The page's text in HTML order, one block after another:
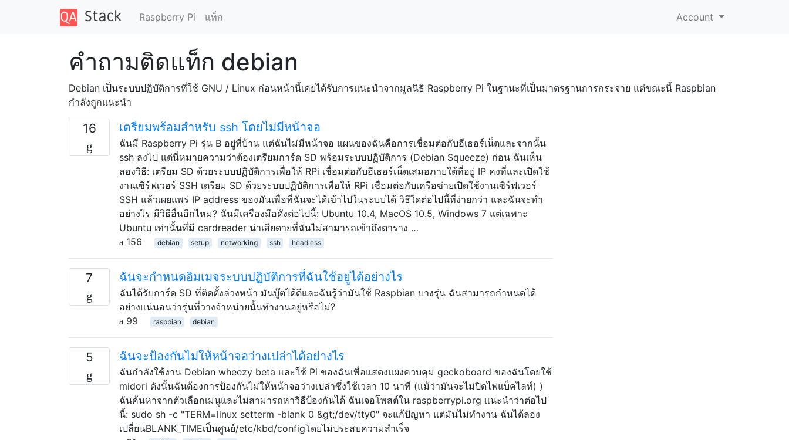
Raspberry Pi แท็ก Account
คำถามติดแท็ก debian
Debian เป็นระบบปฏิบัติการที่ใช้ GNU / Linux ก่อนหน้านี้เคยได้รับการแนะนำจากมูลนิธิ Raspberry Pi ในฐานะที่เป็นมาตรฐานการกระจาย แต่ขณะนี้ Raspbian
กำลังถูกแนะนำ
16 เตรียมพร้อมสำหรับ ssh โดยไม่มีหน้าจอ
ฉันมี Raspberry Pi รุ่น B อยู่ที่บ้าน แต่ฉันไม่มีหน้าจอ แผนของฉันคือการเชื่อมต่อกับอีเธอร์เน็ตและจากนั้น
ssh ลงไป แต่นี่หมายความว่าต้องเตรียมการ์ด SD พร้อมระบบปฏิบัติการ (Debian Squeeze) ก่อน ฉันเห็น
สองวิธี: เตรียม SD ด้วยระบบปฏิบัติการเพื่อให้ RPi เชื่อมต่อกับอีเธอร์เน็ตเสมอภายใต้ที่อยู่ IP คงที่และเปิดใช้
งานเซิร์ฟเวอร์ SSH เตรียม SD ด้วยระบบปฏิบัติการเพื่อให้ RPi เชื่อมต่อกับเครือข่ายเปิดใช้งานเซิร์ฟเวอร์
SSH แล้วเผยแพร่ IP address ของมันเพื่อที่ฉันจะได้เข้าไปในระบบได้ วิธีใดต่อไปนี้ที่ง่ายกว่า และฉันจะทำ
อย่างไร มีวิธีอื่นอีกไหม? ฉันมีเครื่องมือดังต่อไปนี้: Ubuntu 10.4, MacOS 10.5, Windows 7 แต่เฉพาะ
Ubuntu เท่านั้นที่มี cardreader น่าเสียดายที่ฉันไม่สามารถเข้าถึงตาราง …
156
debian setup networking ssh headless
7 ฉันจะกำหนดอิมเมจระบบปฏิบัติการที่ฉันใช้อยู่ได้อย่างไร
ฉันได้รับการ์ด SD ที่ติดตั้งล่วงหน้า มันบู๊ตได้ดีและฉันรู้ว่ามันใช้ Raspbian บางรุ่น ฉันสามารถกำหนดได้
อย่างแน่นอนว่ารุ่นที่วางจำหน่ายนั้นทำงานอยู่หรือไม่?
99
raspbian debian
5 ฉันจะป้องกันไม่ให้หน้าจอว่างเปล่าได้อย่างไร
ฉันกำลังใช้งาน Debian wheezy beta และใช้ Pi ของฉันเพื่อแสดงแผงควบคุม geckoboard ของฉันโดยใช้
midori ดังนั้นฉันต้องการป้องกันไม่ให้หน้าจอว่างเปล่าซึ่งใช้เวลา 10 นาที (แม้ว่ามันจะไม่ปิดไฟแบ็คไลท์) )
ฉันค้นหาจากตัวเลือกเมนูและไม่สามารถหาวิธีป้องกันได้ ฉันเจอโพสต์ใน raspberrypi.org แนะนำว่าต่อไป
นี้: sudo sh -c "TERM=linux setterm -blank 0 &gt;/dev/tty0" จะแก้ปัญหา แต่มันไม่ทำงาน ฉันได้ลอง
เปลี่ยนBLANK_TIMEเป็นศูนย์/etc/kbd/configโดยไม่ประสบความสำเร็จ